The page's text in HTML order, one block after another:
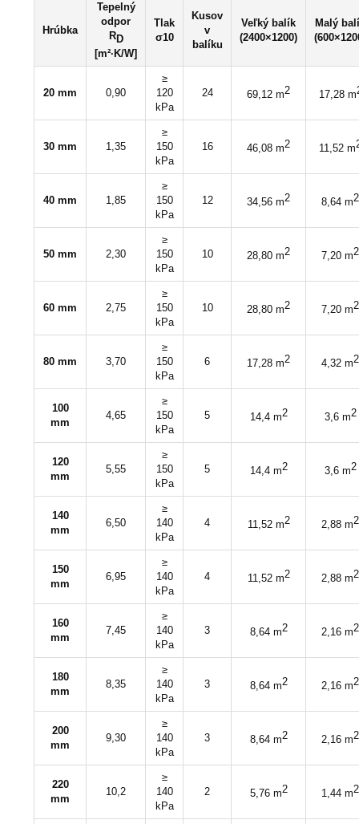
Hrúbka
Tepelný
odpor
RD
[m²·K/W]
Tlak
σ10
Kusov
v
balíku
Veľký balík
(2400×1200)
Malý
20 mm 0,90
≥
120
kPa
24 69,12 m2 17,28 m
30 mm 1,35
≥
150
kPa
16 46,08 m2 11,52 m
40 mm 1,85
≥
150
kPa
12 34,56 m2 8,64 m2
50 mm 2,30
≥
150
kPa
10 28,80 m2 7,20 m2
60 mm 2,75
≥
150
kPa
10 28,80 m2 7,20 m2
80 mm 3,70
≥
150
kPa
6 17,28 m2 4,32 m2
100
mm
4,65
≥
150
kPa
5 14,4 m2 3,6 m2
120
mm
5,55
≥
150
kPa
5 14,4 m2 3,6 m2
140
mm
6,50
≥
140
kPa
4 11,52 m2 2,88 m2
150
mm
6,95
≥
140
kPa
4 11,52 m2 2,88 m2
160
mm
7,45
≥
140
kPa
3 8,64 m2 2,16 m2
180
mm
8,35
≥
140
kPa
3 8,64 m2 2,16 m2
200
mm
9,30
≥
140
kPa
3 8,64 m2 2,16 m2
220
mm
10,2
≥
140
kPa
2 5,76 m2 1,44 m2